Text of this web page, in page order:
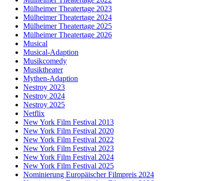
Mülheimer Theatertage 2023
Mülheimer Theatertage 2024
Mülheimer Theatertage 2025
Mülheimer Theatertage 2026
Musical
Musical-Adaption
Musikcomedy
Musiktheater
Mythen-Adaption
Nestroy 2023
Nestroy 2024
Nestroy 2025
Netflix
New York Film Festival 2013
New York Film Festival 2020
New York Film Festival 2022
New York Film Festival 2023
New York Film Festival 2024
New York Film Festival 2025
Nominierung Europäischer Filmpreis 2024